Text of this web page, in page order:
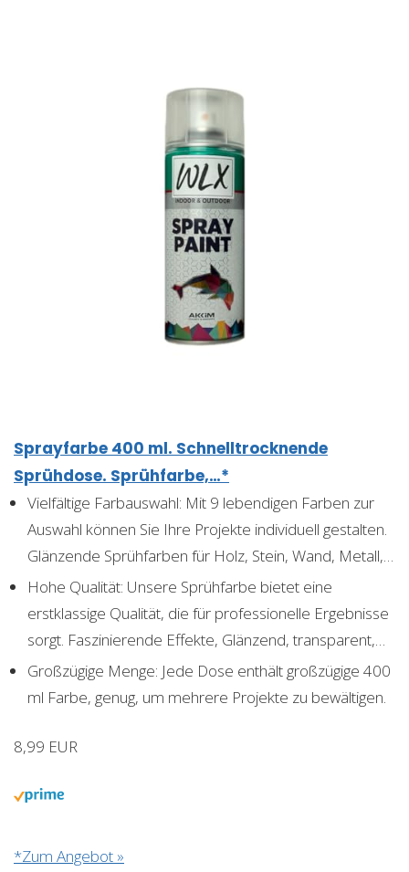
Sprayfarbe 400 ml. Schnelltrocknende
Sprühdose. Sprühfarbe,…*
Vielfältige Farbauswahl: Mit 9 lebendigen Farben zur
Auswahl können Sie Ihre Projekte individuell gestalten.
Glänzende Sprühfarben für Holz, Stein, Wand, Metall,…
Hohe Qualität: Unsere Sprühfarbe bietet eine
erstklassige Qualität, die für professionelle Ergebnisse
sorgt. Faszinierende Effekte, Glänzend, transparent,…
Großzügige Menge: Jede Dose enthält großzügige 400
ml Farbe, genug, um mehrere Projekte zu bewältigen.
8,99 EUR
*Zum Angebot »